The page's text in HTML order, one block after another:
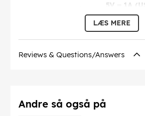
5V ⎓ 1A
Dimensioner (mm)
LxBxH:
5900495949363
EAN:
LÆS MERE
Reviews & Questions/Answers
Andre så også på